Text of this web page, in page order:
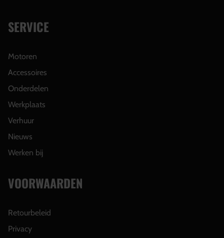
SERVICE
Motoren
Accessoires
Onderdelen
Werkplaats
Verhuur
Nieuws
Werken bij
VOORWAARDEN
Retourbeleid
Privacy